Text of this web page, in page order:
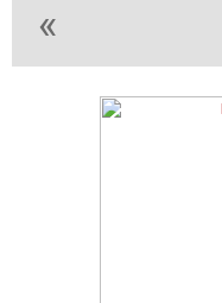
«